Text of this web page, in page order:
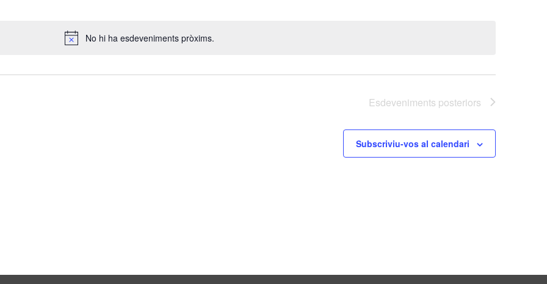
Avís
No hi ha esdeveniments pròxims.
Esdeveniments posteriors
Subscriviu-vos al calendari